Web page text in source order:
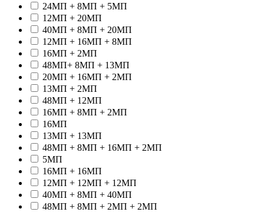
24МП + 8МП + 5МП
12МП + 20МП
40МП + 8МП + 20МП
12МП + 16МП + 8МП
16МП + 2МП
48МП+ 8МП + 13МП
20МП + 16МП + 2МП
13МП + 2МП
48МП + 12МП
16МП + 8МП + 2МП
16МП
13МП + 13МП
48МП + 8МП + 16МП + 2МП
5МП
16МП + 16МП
12МП + 12МП + 12МП
40МП + 8МП + 40МП
48МП + 8МП + 2МП + 2МП